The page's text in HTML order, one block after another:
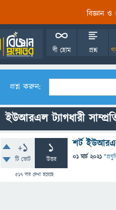
বিজ্ঞান ও
বী হোম প্রশ্ন
প্রশ্ন করুন:
ইউআরএল ট্যাগধারী
+1
টি ভোট
1
উত্তর
517বার দেখা হয়েছে
শর্ট
01 মার্চ 2021 "